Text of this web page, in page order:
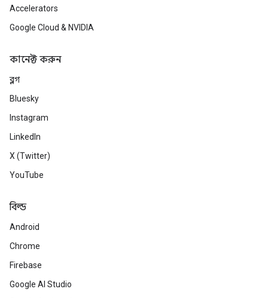
Accelerators
Google Cloud & NVIDIA
কানেক্ট করুন
ব্লগ
Bluesky
Instagram
LinkedIn
X (Twitter)
YouTube
বিল্ড
Android
Chrome
Firebase
Google AI Studio